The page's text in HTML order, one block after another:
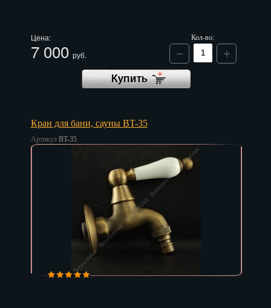
Цена:
7 000 руб.
Кол-во:
Кран для бани, сауны BT-35
Артикул BT-35